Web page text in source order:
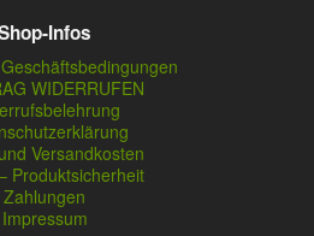
Infos
WIDERRUFEN
Versandkosten
Produktsicherheit
Zahlungen
Impressum